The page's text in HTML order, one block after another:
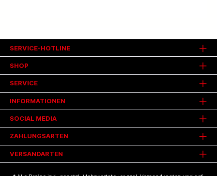
SHOP
SERVICE
INFORMATIONEN
SERVICE-HOTLINE
SOCIAL MEDIA
ZAHLUNGSARTEN
VERSANDARTEN